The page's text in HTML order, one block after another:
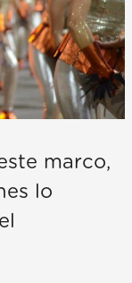
marco,
lo